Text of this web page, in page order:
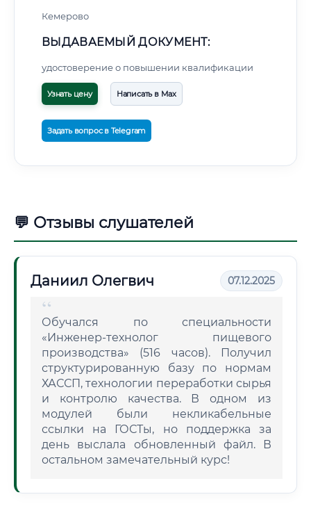
Кемерово
ВЫДАВАЕМЫЙ ДОКУМЕНТ:
удостоверение о повышении квалификации
Узнать цену Написать в Max
Задать вопрос в Telegram
💬 Отзывы слушателей
Даниил Олегвич 07.12.2025
Обучался по специальности
«Инженер-технолог пищевого
производства» (516 часов). Получил
структурированную базу по нормам
ХАССП, технологии переработки сырья
и контролю качества. В одном из
модулей были некликабельные
ссылки на ГОСТы, но поддержка за
день выслала обновленный файл. В
остальном замечательный курс!